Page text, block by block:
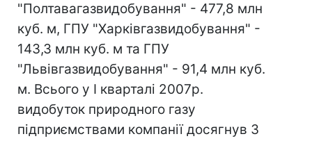
"Полтавагазвидобування" - 477,8 млн
куб. м, ГПУ "Харківгазвидобування" -
143,3 млн куб. м та ГПУ
"Львівгазвидобування" - 91,4 млн куб.
м. Всього у I кварталі 2007р.
видобуток природного газу
підприємствами компанії досягнув 3